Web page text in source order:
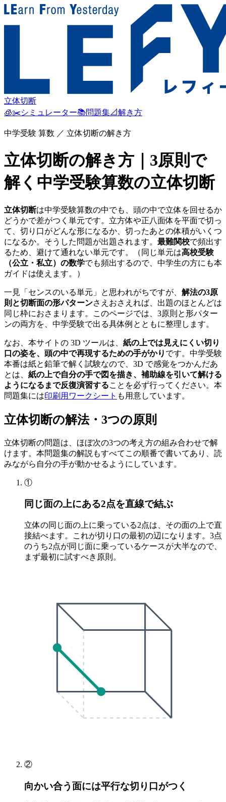
立体切断
🧊✂️シミュレーター📚問題集📐解き方
中学受験 算数 ／ 立体切断の解き方
立体切断の解き方｜3原則で
解く中学受験算数の立体切断
立体切断は中学受験算数の中でも、頭の中で立体を回せるか
どうかで差がつく単元です。立方体や正八面体を平面で切っ
て、切り口がどんな形になるか、切ったあとの体積がいくつ
になるか。そうした問題が出題されます。 最難関校で頻出す
るため、避けて通れない単元です。
（同じ単元は高校受験
（公立・私立）の数学でも頻出するので、中学生の方にも本
ガイドは使えます。）
一見「センスのいる単元」と思われがちですが、 解法の3原
則と切断面の形パターンさえおさえれば、出題のほとんどは
同じ枠におさまります。このページでは、3原則と形パター
ンの両方を、中学受験で出る具体例とともに整理します。
なお、本サイトの 3D ツールは、 紙の上では見えにくい切り
口の姿を、頭の中で再現するための手がかり です。中学受験
本番は紙と鉛筆で解く試験なので、3D で感覚をつかんだあ
とは、 紙の上で自分の手で図を描き、補助線を引いて解ける
ようになるまで反復演習することを必ず行ってください。本
問題集には印刷用ワークシート も用意しています。
立体切断の解法・3つの原則
立体切断の問題は、ほぼ次の3つの考え方の組み合わせで解
けます。本問題集の解説もすべてこの順番で書いてあり、読
みながら自分の手が動かせるようにしています。
①
同じ面の上にある2点を直線で結ぶ
立体の同じ面の上に乗っている2点は、その面の上で直
接結べます。これが切り口の最初の辺になります。3点
のうち2点が同じ面に乗っているケースが大半なので、
まず最初に試すべき原則。
②
向かい合う面には平行な切り口がつく